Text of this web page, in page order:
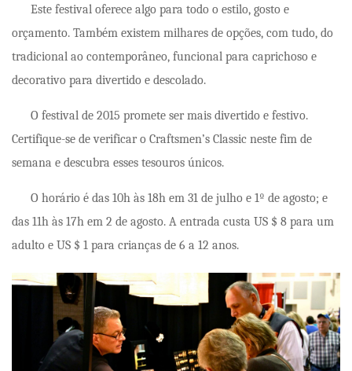
Este festival oferece algo para todo o estilo, gosto e
orçamento. Também existem milhares de opções, com tudo, do
tradicional ao contemporâneo, funcional para caprichoso e
decorativo para divertido e descolado.
O festival de 2015 promete ser mais divertido e festivo.
Certifique-se de verificar o Craftsmen’s Classic neste fim de
semana e descubra esses tesouros únicos.
O horário é das 10h às 18h em 31 de julho e 1º de agosto; e
das 11h às 17h em 2 de agosto. A entrada custa US $ 8 para um
adulto e US $ 1 para crianças de 6 a 12 anos.